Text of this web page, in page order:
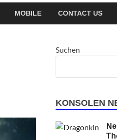
MOBILE CONTACT US
Suchen
KONSOLEN